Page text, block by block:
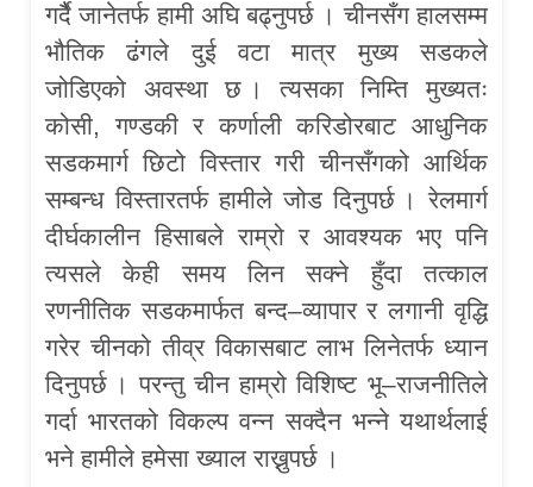
गर्दैै जानेतर्फ हामी अघि बढ्नुपर्छ । चीनसँग हालसम्म
भौतिक ढंगले दुई वटा मात्र मुख्य सडकले
जोडिएको अवस्था छ । त्यसका निम्ति मुख्यतः
कोसी, गण्डकी र कर्णाली करिडोरबाट आधुनिक
सडकमार्ग छिटो विस्तार गरी चीनसँगको आर्थिक
सम्बन्ध विस्तारतर्फ हामीले जोड दिनुपर्छ । रेलमार्ग
दीर्घकालीन हिसाबले राम्रो र आवश्यक भए पनि
त्यसले केही समय लिन सक्ने हुँदा तत्काल
रणनीतिक सडकमार्फत बन्द–व्यापार र लगानी वृद्धि
गरेर चीनको तीव्र विकासबाट लाभ लिनेतर्फ ध्यान
दिनुपर्छ । परन्तु चीन हाम्रो विशिष्ट भू–राजनीतिले
गर्दा भारतको विकल्प वन्न सक्दैन भन्ने यथार्थलाई
भने हामीले हमेसा ख्याल राख्नुपर्छ ।